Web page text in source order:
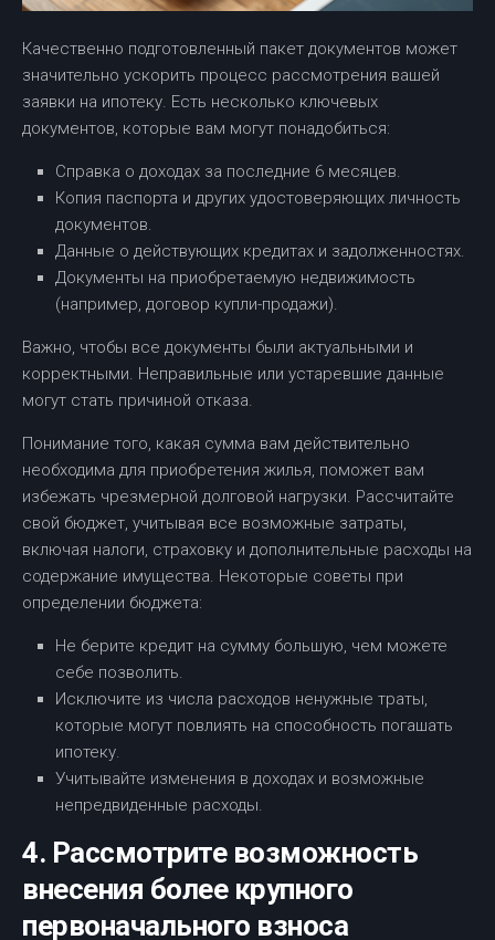
Качественно подготовленный пакет документов может
значительно ускорить процесс рассмотрения вашей
заявки на ипотеку. Есть несколько ключевых
документов, которые вам могут понадобиться:
Справка о доходах за последние 6 месяцев.
Копия паспорта и других удостоверяющих личность
документов.
Данные о действующих кредитах и задолженностях.
Документы на приобретаемую недвижимость
(например, договор купли-продажи).
Важно, чтобы все документы были актуальными и
корректными. Неправильные или устаревшие данные
могут стать причиной отказа.
Понимание того, какая сумма вам действительно
необходима для приобретения жилья, поможет вам
избежать чрезмерной долговой нагрузки. Рассчитайте
свой бюджет, учитывая все возможные затраты,
включая налоги, страховку и дополнительные расходы на
содержание имущества. Некоторые советы при
определении бюджета:
Не берите кредит на сумму большую, чем можете
себе позволить.
Исключите из числа расходов ненужные траты,
которые могут повлиять на способность погашать
ипотеку.
Учитывайте изменения в доходах и возможные
непредвиденные расходы.
4. Рассмотрите возможность
внесения более крупного
первоначального взноса